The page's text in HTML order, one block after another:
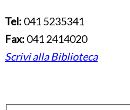
Tel: 041 5235341
Fax: 041 2414020
Scrivi alla Biblioteca